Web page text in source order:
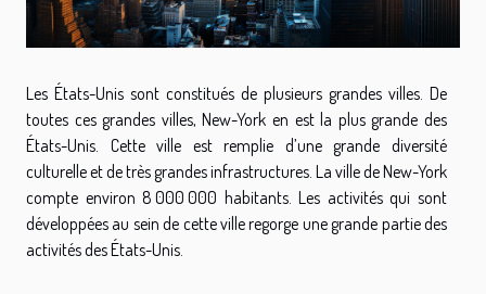
Les États-Unis sont constitués de plusieurs grandes villes. De
toutes ces grandes villes, New-York en est la plus grande des
États-Unis. Cette ville est remplie d’une grande diversité
culturelle et de très grandes infrastructures. La ville de New-York
compte environ 8 000 000 habitants. Les activités qui sont
développées au sein de cette ville regorge une grande partie des
activités des États-Unis.